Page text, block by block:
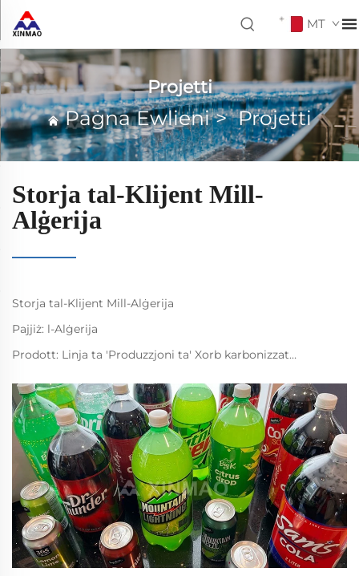
MT
Projetti
Paġna Ewlieni>Projetti
Storja tal-Klijent Mill-
Alġerija
Storja tal-Klijent Mill-Alġerija
Pajjiż: l-Alġerija
Prodott: Linja ta 'Produzzjoni ta' Xorb karbonizzat
ibbottiljat tal-PET
Kapaċità: 4000BPH (500ml)
Soluzzjoni: Linja tal-Produzzjoni tax-Xorb karbonizzat